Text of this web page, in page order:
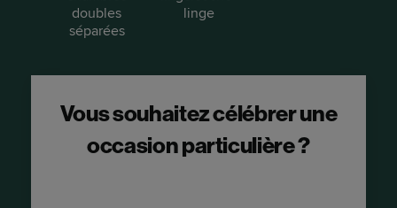
doubles
séparées
linge
Vous souhaitez célébrer une
occasion particulière ?